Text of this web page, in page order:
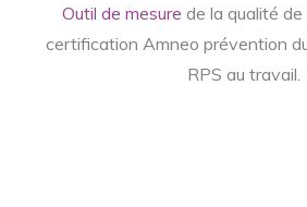
Outil de mesure de la qualité
certification Amneo prévention
RPS au travail.